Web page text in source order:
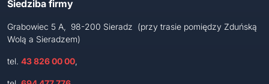
Siedziba firmy
Grabowiec 5 A, 98-200 Sieradz (przy trasie pomiędzy Zduńską
Wolą a Sieradzem)
tel. 43 826 00 00,